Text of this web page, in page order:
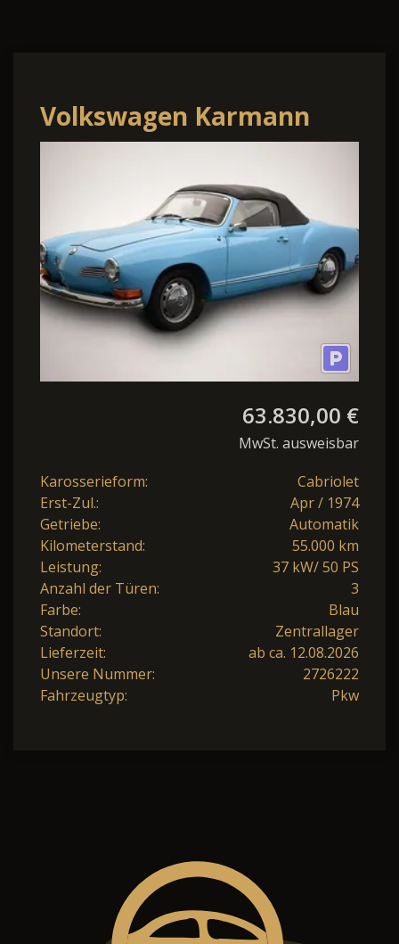
Volkswagen Karmann
Ghia Karmann Typ14
63.830,00 €
MwSt. ausweisbar
Karosserieform:
Cabriolet
Erst-Zul.:
Apr / 1974
Getriebe:
Automatik
Kilometerstand:
55.000 km
Leistung:
37 kW/ 50 PS
Anzahl der Türen:
3
Farbe:
Blau
Standort:
Zentrallager
Lieferzeit:
ab ca. 12.08.2026
Unsere Nummer:
2726222
Fahrzeugtyp:
Pkw